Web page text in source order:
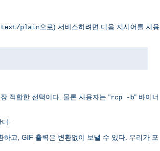
text/plain으로) 서비스하려면 다음 지시어를 사용
적합한 선택이다. 물론 사용자는 "rcp -b" 바이너
.
고, GIF 출력은 변환없이 보낼 수 있다. 우리가 포